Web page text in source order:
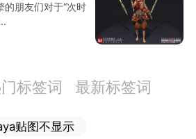
朋友们对于“次时
标签词 最新标签词
贴图不显示